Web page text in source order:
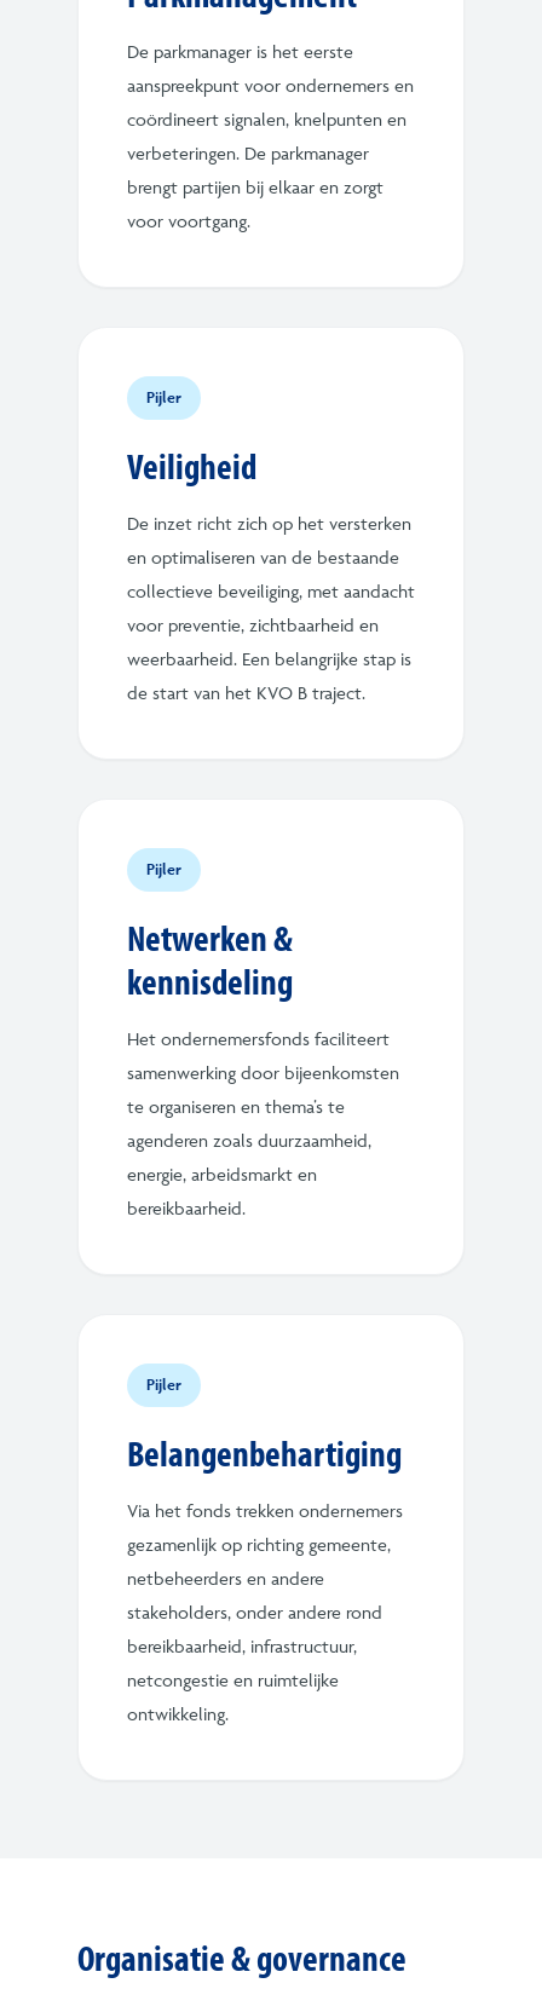
De parkmanager is het eerste
aanspreekpunt voor ondernemers en
coördineert signalen, knelpunten en
verbeteringen. De parkmanager
brengt partijen bij elkaar en zorgt
voor voortgang.
Pijler
Veiligheid
De inzet richt zich op het versterken
en optimaliseren van de bestaande
collectieve beveiliging, met aandacht
voor preventie, zichtbaarheid en
weerbaarheid. Een belangrijke stap is
de start van het KVO B traject.
Pijler
Netwerken &
kennisdeling
Het ondernemersfonds faciliteert
samenwerking door bijeenkomsten
te organiseren en thema’s te
agenderen zoals duurzaamheid,
energie, arbeidsmarkt en
bereikbaarheid.
Pijler
Belangenbehartiging
Via het fonds trekken ondernemers
gezamenlijk op richting gemeente,
netbeheerders en andere
stakeholders, onder andere rond
bereikbaarheid, infrastructuur,
netcongestie en ruimtelijke
ontwikkeling.
Organisatie & governance